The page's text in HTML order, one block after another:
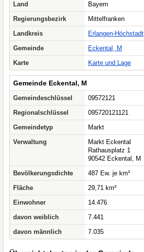
Land
Bayern
Regierungsbezirk
Mittelfranken
Landkreis
Erlangen-Höchstadt
Gemeinde
Eckental, M
Karte
Karte und Lage
Gemeinde Eckental, M
Gemeindeschlüssel
09572121
Regionalschlüssel
095720121121
Gemeindetyp
Markt
Verwaltung
Markt Eckental
Rathausplatz 1
90542 Eckental, M
Bevölkerungsdichte
487 Ew. je km²
Fläche
29,71 km²
Einwohner
14.476
davon weiblich
7.441
davon männlich
7.035